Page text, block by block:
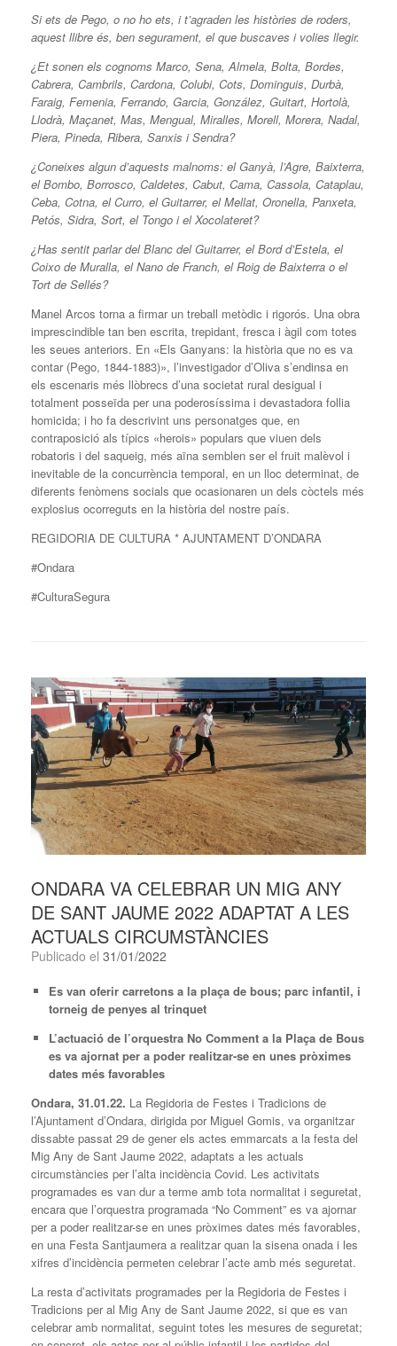
Si ets de Pego, o no ho ets, i t’agraden les històries de roders,
aquest llibre és, ben segurament, el que buscaves i volies llegir.
¿Et sonen els cognoms Marco, Sena, Almela, Bolta, Bordes,
Cabrera, Cambrils, Cardona, Colubi, Cots, Dominguis, Durbà,
Faraig, Femenia, Ferrando, Garcia, González, Guitart, Hortolà,
Llodrà, Maçanet, Mas, Mengual, Miralles, Morell, Morera, Nadal,
Piera, Pineda, Ribera, Sanxis i Sendra?
¿Coneixes algun d’aquests malnoms: el Ganyà, l’Agre, Baixterra,
el Bombo, Borrosco, Caldetes, Cabut, Cama, Cassola, Cataplau,
Ceba, Cotna, el Curro, el Guitarrer, el Mellat, Oronella, Panxeta,
Petós, Sidra, Sort, el Tongo i el Xocolateret?
¿Has sentit parlar del Blanc del Guitarrer, el Bord d’Estela, el
Coixo de Muralla, el Nano de Franch, el Roig de Baixterra o el
Tort de Sellés?
Manel Arcos torna a firmar un treball metòdic i rigorós. Una obra
imprescindible tan ben escrita, trepidant, fresca i àgil com totes
les seues anteriors. En «Els Ganyans: la història que no es va
contar (Pego, 1844-1883)», l’investigador d’Oliva s’endinsa en
els escenaris més llòbrecs d’una societat rural desigual i
totalment posseïda per una poderosíssima i devastadora follia
homicida; i ho fa descrivint uns personatges que, en
contraposició als típics «herois» populars que viuen dels
robatoris i del saqueig, més aïna semblen ser el fruit malèvol i
inevitable de la concurrència temporal, en un lloc determinat, de
diferents fenòmens socials que ocasionaren un dels còctels més
explosius ocorreguts en la història del nostre país.
REGIDORIA DE CULTURA * AJUNTAMENT D’ONDARA
#Ondara
#CulturaSegura
ONDARA VA CELEBRAR UN MIG ANY
DE SANT JAUME 2022 ADAPTAT A LES
ACTUALS CIRCUMSTÀNCIES
Publicado el 31/01/2022
Es van oferir carretons a la plaça de bous; parc infantil, i
torneig de penyes al trinquet
L’actuació de l’orquestra No Comment a la Plaça de Bous
es vaajornat per a poder realitzar-se en unes pròximes
dates més favorables
Ondara, 31.01.22. La Regidoria de Festes i Tradicions de
l’Ajuntament d’Ondara, dirigida por Miguel Gomis, va organitzar
dissabte passat 29 de gener els actes emmarcats a la festa del
Mig Any de Sant Jaume 2022, adaptats a les actuals
circumstàncies per l’alta incidència Covid. Les activitats
programades es van dur a terme amb tota normalitat i seguretat,
encara que l’orquestra programada “No Comment” es va ajornar
per a poder realitzar-se en unes pròximes dates més favorables,
en una Festa Santjaumera a realitzar quan la sisena onada i les
xifres d’incidència permeten celebrar l’acte amb més seguretat.
La resta d’activitats programades per la Regidoria de Festes i
Tradicions per al Mig Any de Sant Jaume 2022, si que es van
celebrar amb normalitat, seguint totes les mesures de seguretat;